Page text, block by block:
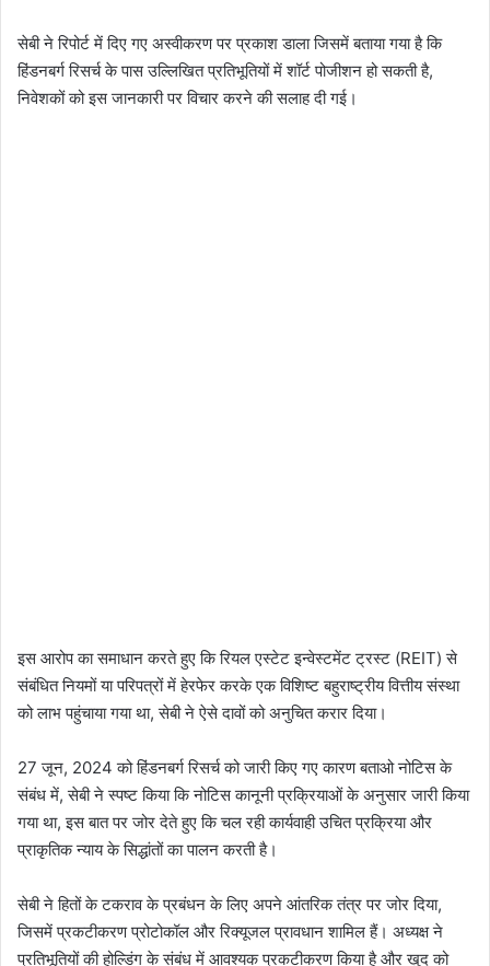
सेबी ने रिपोर्ट में दिए गए अस्वीकरण पर प्रकाश डाला जिसमें बताया गया है कि
हिंडनबर्ग रिसर्च के पास उल्लिखित प्रतिभूतियों में शॉर्ट पोजीशन हो सकती है,
निवेशकों को इस जानकारी पर विचार करने की सलाह दी गई।
इस आरोप का समाधान करते हुए कि रियल एस्टेट इन्वेस्टमेंट ट्रस्ट (REIT) से
संबंधित नियमों या परिपत्रों में हेरफेर करके एक विशिष्ट बहुराष्ट्रीय वित्तीय संस्था
को लाभ पहुंचाया गया था, सेबी ने ऐसे दावों को अनुचित करार दिया।
27 जून, 2024 को हिंडनबर्ग रिसर्च को जारी किए गए कारण बताओ नोटिस के
संबंध में, सेबी ने स्पष्ट किया कि नोटिस कानूनी प्रक्रियाओं के अनुसार जारी किया
गया था, इस बात पर जोर देते हुए कि चल रही कार्यवाही उचित प्रक्रिया और
प्राकृतिक न्याय के सिद्धांतों का पालन करती है।
सेबी ने हितों के टकराव के प्रबंधन के लिए अपने आंतरिक तंत्र पर जोर दिया,
जिसमें प्रकटीकरण प्रोटोकॉल और रिक्यूजल प्रावधान शामिल हैं। अध्यक्ष ने
प्रतिभूतियों की होल्डिंग के संबंध में आवश्यक प्रकटीकरण किया है और खुद को